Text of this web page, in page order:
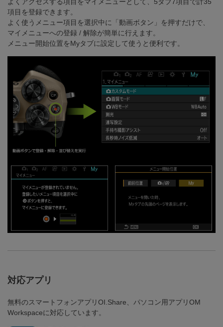
項目を登録できます。
よく使うメニュー項目を選択中に「動画ボタン」を押すだけで、
マイメニューへの登録 / 解除が簡単に行えます。
メニュー開始位置をMyタブに設定して使うと便利です。
対応アプリ
無料のスマートフォンアプリOI.Share、パソコン用アプリOM
Workspaceに対応しています。